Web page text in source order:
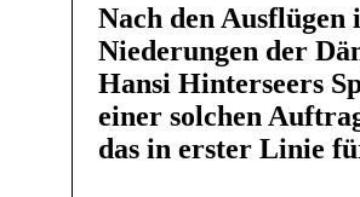
Nach den Ausflügen
Niederungen der
Hansi Hinterseers
einer solchen
das in erster Linie